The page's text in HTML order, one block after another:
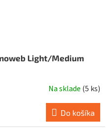
Light/Medium
Na sklade (5 ks)
Do košíka